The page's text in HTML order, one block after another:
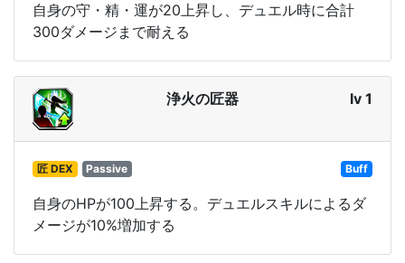
自身の守・精・運が20上昇し、デュエル時に合計
300ダメージまで耐える
浄火の匠器 lv 1
匠 DEX Passive Buff
自身のHPが100上昇する。デュエルスキルによるダ
メージが10%増加する